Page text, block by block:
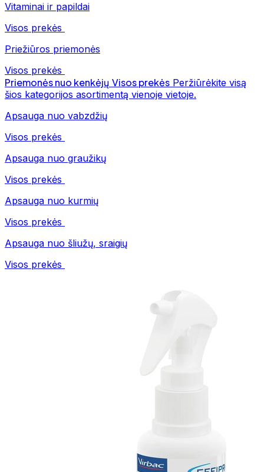
Vitaminai ir papildai
Visos prekės
Priežiūros priemonės
Visos prekės
Priemonės nuo kenkėjų Visos prekės Peržiūrėkite visą
šios kategorijos asortimentą vienoje vietoje.
Apsauga nuo vabzdžių
Visos prekės
Apsauga nuo graužikų
Visos prekės
Apsauga nuo kurmių
Visos prekės
Apsauga nuo šliužų, sraigių
Visos prekės